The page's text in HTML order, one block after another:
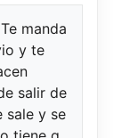
manda
y te
salir de
sale y se